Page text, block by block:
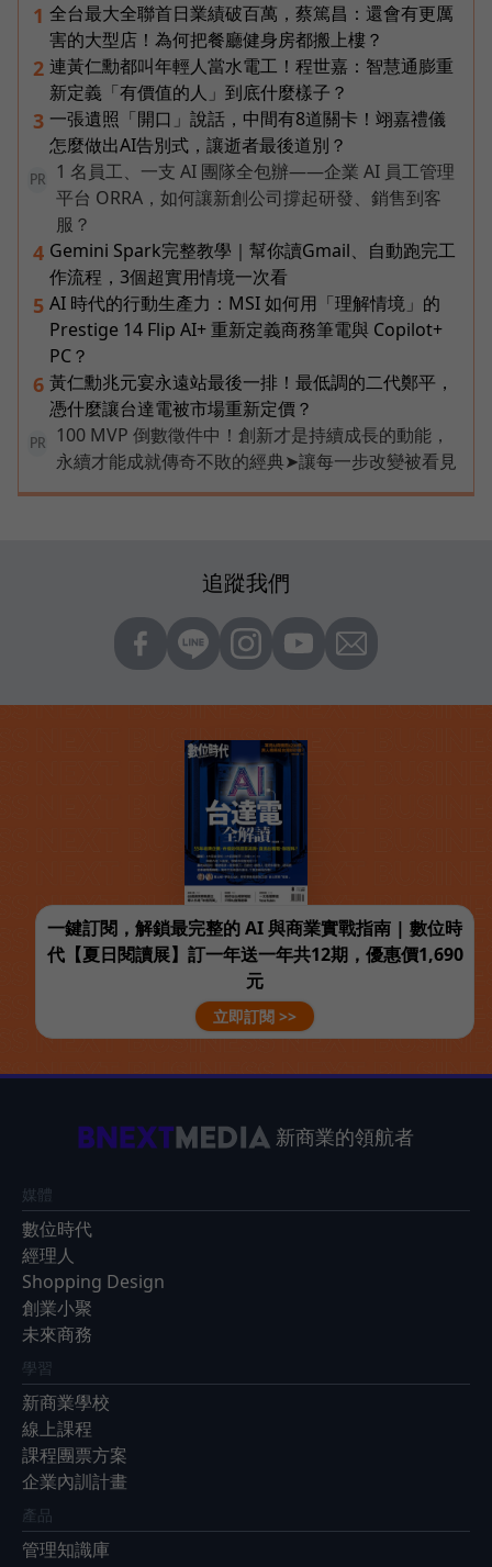
1 全台最大全聯首日業績破百萬，蔡篤昌：還會有更厲
害的大型店！為何把餐廳健身房都搬上樓？
2 連黃仁勳都叫年輕人當水電工！程世嘉：智慧通膨重
新定義「有價值的人」到底什麼樣子？
3 一張遺照「開口」說話，中間有8道關卡！翊嘉禮儀
怎麼做出AI告別式，讓逝者最後道別？
PR
1 名員工、一支 AI 團隊全包辦——企業 AI 員工管理
平台 ORRA，如何讓新創公司撐起研發、銷售到客
服？
4 Gemini Spark完整教學｜幫你讀Gmail、自動跑完工
作流程，3個超實用情境一次看
5 AI 時代的行動生產力：MSI 如何用「理解情境」的
Prestige 14 Flip AI+ 重新定義商務筆電與 Copilot+
PC？
6 黃仁勳兆元宴永遠站最後一排！最低調的二代鄭平，
憑什麼讓台達電被市場重新定價？
PR
100 MVP 倒數徵件中！創新才是持續成長的動能，
永續才能成就傳奇不敗的經典➤讓每一步改變被看見
追蹤我們
一鍵訂閱，解鎖最完整的 AI 與商業實戰指南 | 數位時
代【夏日閱讀展】訂一年送一年共12期，優惠價1,690
元
立即訂閱 >>
新商業的領航者
媒體
數位時代
經理人
Shopping Design
創業小聚
未來商務
學習
新商業學校
線上課程
課程團票方案
企業內訓計畫
產品
管理知識庫